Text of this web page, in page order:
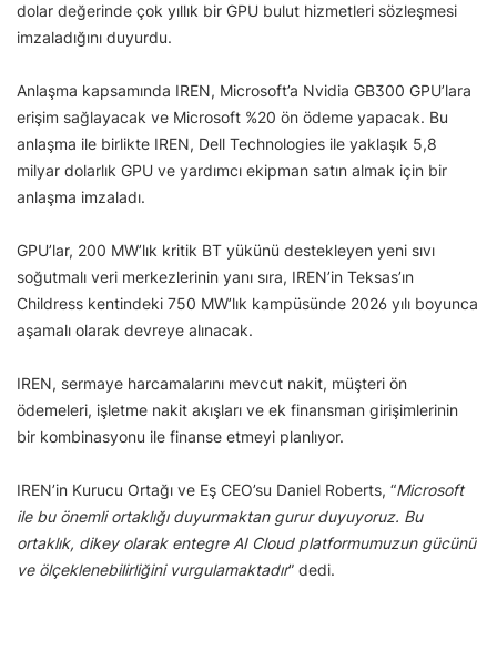
dolar değerinde çok yıllık bir GPU bulut hizmetleri sözleşmesi
imzaladığını duyurdu.
Anlaşma kapsamında IREN, Microsoft’a Nvidia GB300 GPU’lara
erişim sağlayacak ve Microsoft %20 ön ödeme yapacak. Bu
anlaşma ile birlikte IREN, Dell Technologies ile yaklaşık 5,8
milyar dolarlık GPU ve yardımcı ekipman satın almak için bir
anlaşma imzaladı.
GPU’lar, 200 MW’lık kritik BT yükünü destekleyen yeni sıvı
soğutmalı veri merkezlerinin yanı sıra, IREN’in Teksas’ın
Childress kentindeki 750 MW’lık kampüsünde 2026 yılı boyunca
aşamalı olarak devreye alınacak.
IREN, sermaye harcamalarını mevcut nakit, müşteri ön
ödemeleri, işletme nakit akışları ve ek finansman girişimlerinin
bir kombinasyonu ile finanse etmeyi planlıyor.
IREN’in Kurucu Ortağı ve Eş CEO’su Daniel Roberts, “Microsoft
ile bu önemli ortaklığı duyurmaktan gurur duyuyoruz. Bu
ortaklık, dikey olarak entegre AI Cloud platformumuzun gücünü
ve ölçeklenebilirliğini vurgulamaktadır” dedi.